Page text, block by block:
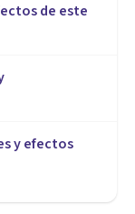
de este
y efectos